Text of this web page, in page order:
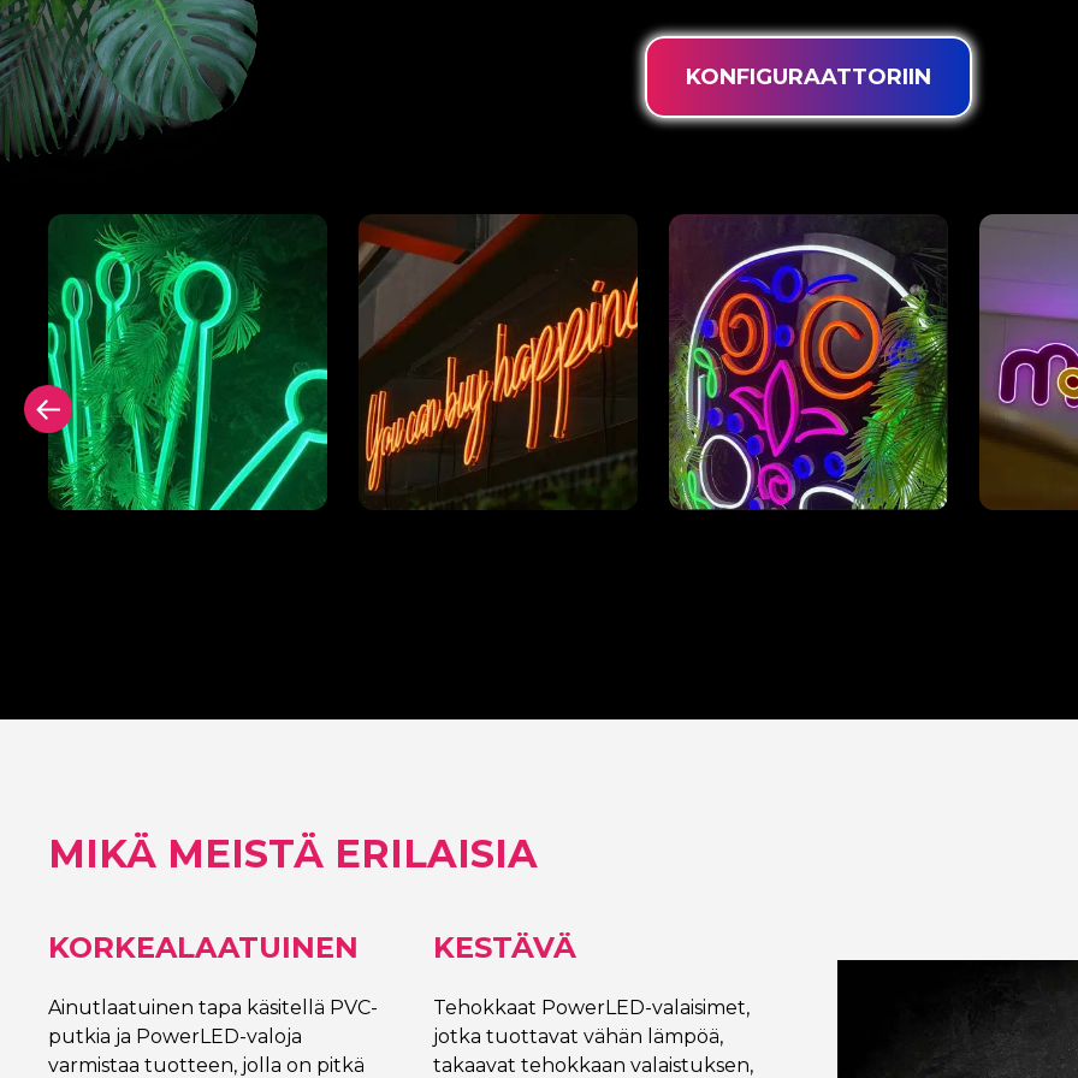
KONFIGURAATTORIIN
MIKÄ MEISTÄ ERILAISIA
KORKEALAATUINEN
Ainutlaatuinen tapa käsitellä PVC-
putkia ja PowerLED-valoja
varmistaa tuotteen, jolla on pitkä
KESTÄVÄ
Tehokkaat PowerLED-valaisimet,
jotka tuottavat vähän lämpöä,
takaavat tehokkaan valaistuksen,